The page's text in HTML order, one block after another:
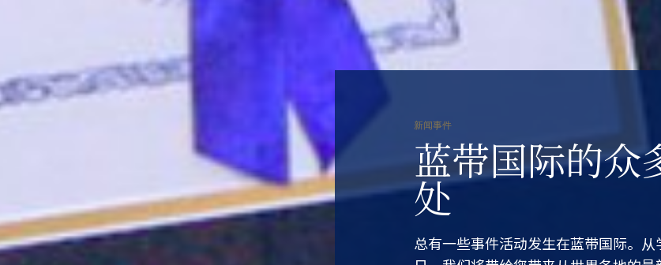
新闻事件
蓝带国际的众
处
总有一些事件活动发生在蓝带国际。